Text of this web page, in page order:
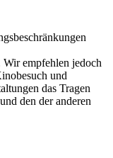
empfehlen jedoch
und
das Tragen
den der anderen